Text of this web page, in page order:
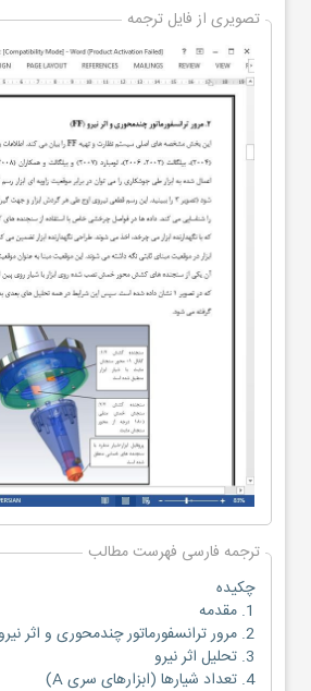
تصویری از فایل ترجمه
ترجمه فارسی فهرست مطالب
چکیده
1. مقدمه
2. مرور ترانسفورماتور چندمحوری و اثر نیرو (FF)
3. تحلیل اثر نیرو
4. تعداد شیارها (ابزارهای سری A)